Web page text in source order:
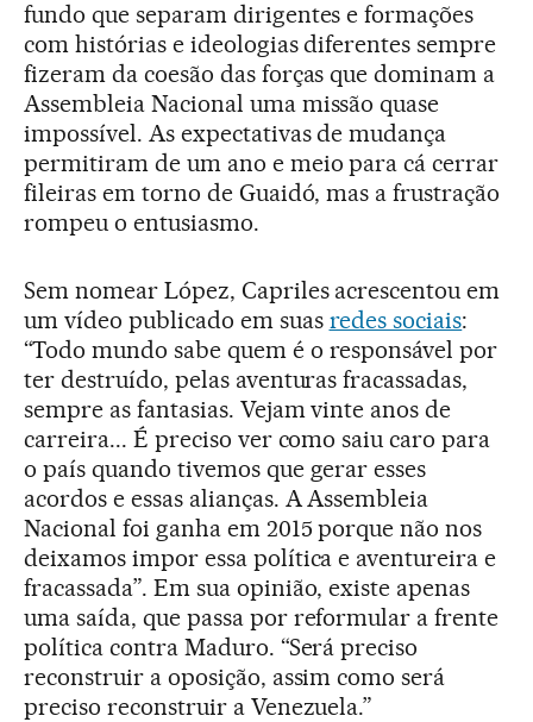
fundo que separam dirigentes e formações
com histórias e ideologias diferentes sempre
fizeram da coesão das forças que dominam a
Assembleia Nacional uma missão quase
impossível. As expectativas de mudança
permitiram de um ano e meio para cá cerrar
fileiras em torno de Guaidó, mas a frustração
rompeu o entusiasmo.
Sem nomear López, Capriles acrescentou em
um vídeo publicado em suas redes sociais:
“Todo mundo sabe quem é o responsável por
ter destruído, pelas aventuras fracassadas,
sempre as fantasias. Vejam vinte anos de
carreira... É preciso ver como saiu caro para
o país quando tivemos que gerar esses
acordos e essas alianças. A Assembleia
Nacional foi ganha em 2015 porque não nos
deixamos impor essa política e aventureira e
fracassada”. Em sua opinião, existe apenas
uma saída, que passa por reformular a frente
política contra Maduro. “Será preciso
reconstruir a oposição, assim como será
preciso reconstruir a Venezuela.”